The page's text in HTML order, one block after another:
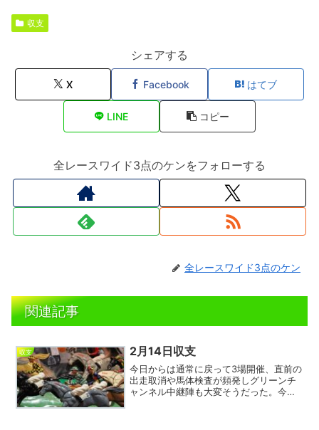
収支
シェアする
X Facebook はてブ
LINE コピー
全レースワイド3点のケンをフォローする
全レースワイド3点のケン
関連記事
収支 2月14日収支
今日からは通常に戻って3場開催、直前の
出走取消や馬体検査が頻発しグリーンチ
ャンネル中継陣も大変そうだった。今日